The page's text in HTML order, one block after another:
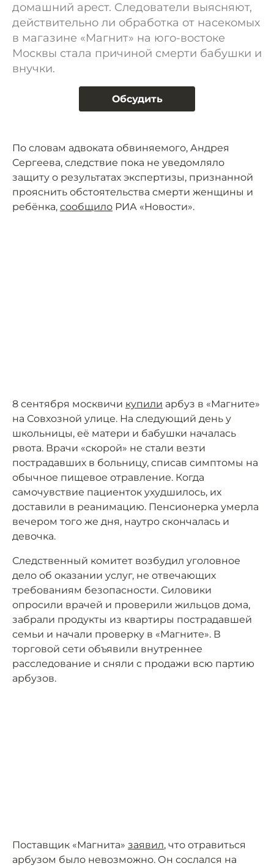
домашний арест. Следователи выясняют,
действительно ли обработка от насекомых
в магазине «Магнит» на юго-востоке
Москвы стала причиной смерти бабушки и
внучки.
Обсудить
По словам адвоката обвиняемого, Андрея
Сергеева, следствие пока не уведомляло
защиту о результатах экспертизы, признанной
прояснить обстоятельства смерти женщины и
ребёнка, сообщило РИА «Новости».
8 сентября москвичи купили арбуз в «Магните»
на Совхозной улице. На следующий день у
школьницы, её матери и бабушки началась
рвота. Врачи «скорой» не стали везти
пострадавших в больницу, списав симптомы на
обычное пищевое отравление. Когда
самочувствие пациенток ухудшилось, их
доставили в реанимацию. Пенсионерка умерла
вечером того же дня, наутро скончалась и
девочка.
Следственный комитет возбудил уголовное
дело об оказании услуг, не отвечающих
требованиям безопасности. Силовики
опросили врачей и проверили жильцов дома,
забрали продукты из квартиры пострадавшей
семьи и начали проверку в «Магните». В
торговой сети объявили внутреннее
расследование и сняли с продажи всю партию
арбузов.
Поставщик «Магнита» заявил, что отравиться
арбузом было невозможно. Он сослался на